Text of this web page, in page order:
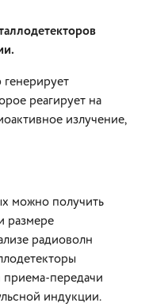
реагирует на
излучение,
можно получить
размере
радиоволн
передачи
индукции.